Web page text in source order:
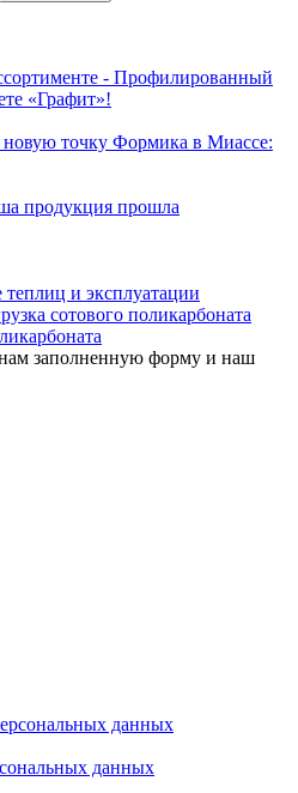
- Профилированный
«Графит»!
точку Формика в Миассе:
продукция прошла
и эксплуатации
сотового поликарбоната
нам заполненную форму и наш
данных
данных